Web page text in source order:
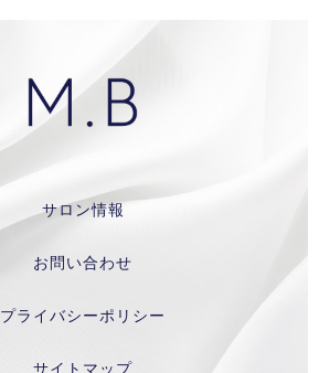
サロン情報
お問い合わせ
プライバシーポリシー